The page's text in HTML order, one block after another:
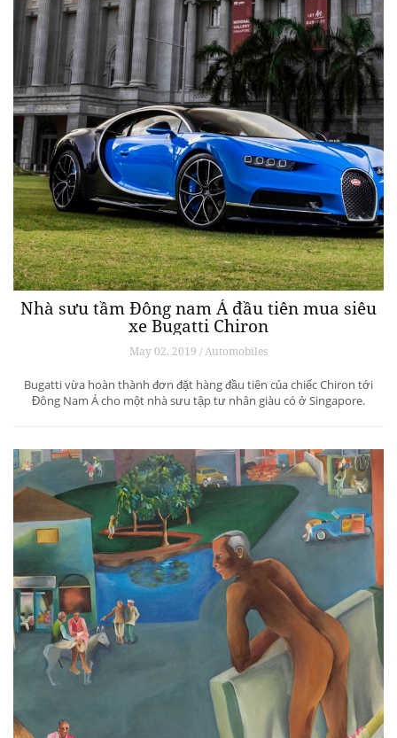
Nhà sưu tầm Đông nam Á đầu tiên mua siêu
xe Bugatti Chiron
May 02, 2019 / Automobiles
Bugatti vừa hoàn thành đơn đặt hàng đầu tiên của chiếc Chiron tới
Đông Nam Á cho một nhà sưu tập tư nhân giàu có ở Singapore.